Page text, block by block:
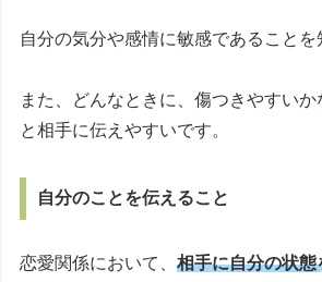
自分の気分や感情に敏感であることを
また、どんなときに、傷つきやすいか
と相手に伝えやすいです。
自分のことを伝えること
恋愛関係において、相手に自分の状